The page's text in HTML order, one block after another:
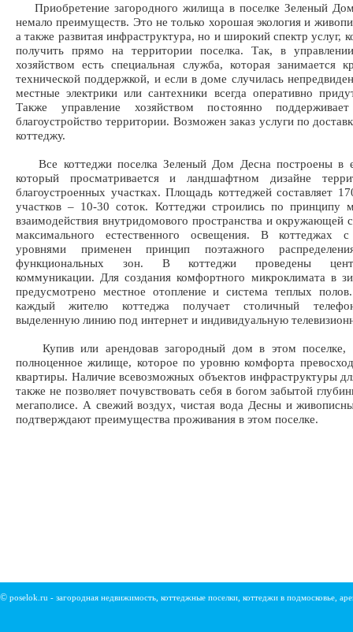
Приобретение загородного жилища в поселке Зеленый
немало преимуществ. Это не только хорошая экология и
а также развитая инфраструктура, но и широкий спектр услуг,
получить прямо на территории поселка. Так, в
хозяйством есть специальная служба, которая занимается
технической поддержкой, и если в доме случилась
местные электрики или сантехники всегда оперативно
Также управление хозяйством постоянно
благоустройство территории. Возможен заказ услуги по
коттеджу.
Все коттеджи поселка Зеленый Дом Десна построены в
который просматривается и ландшафтном дизайне
благоустроенных участках. Площадь коттеджей составляет
участков – 10-30 соток. Коттеджи строились по принципу
взаимодействия внутридомового пространства и окружающей
максимального естественного освещения. В коттеджах с
уровнями применен принцип поэтажного
функциональных зон. В коттеджи проведены
коммуникации. Для создания комфортного микроклимата в
предусмотрено местное отопление и система теплых
каждый жителю коттеджа получает столичный
выделенную линию под интернет и индивидуальную
Купив или арендовав загородный дом в этом поселке,
полноценное жилище, которое по уровню комфорта
квартиры. Наличие всевозможных объектов инфраструктуры
также не позволяет почувствовать себя в богом забытой
мегаполисе. А свежий воздух, чистая вода Десны и
подтверждают преимущества проживания в этом поселке.
© poselok.ru - загородная недвижимость, коттеджные поселки, коттеджи в подмосковье,